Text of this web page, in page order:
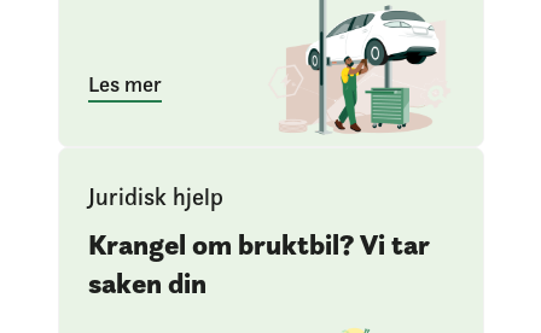
Les mer
Juridisk hjelp
Krangel om bruktbil? Vi tar
saken din